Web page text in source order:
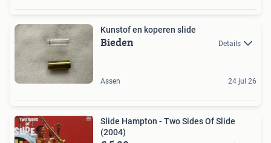
Kunstof en koperen slide
Bieden Details
Assen 24 jul 26
Slide Hampton - Two Sides Of Slide
(2004)